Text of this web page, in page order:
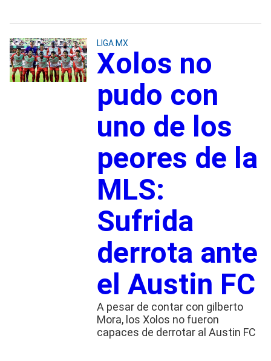
LIGA MX
Xolos no
pudo con
uno de los
peores de la
MLS:
Sufrida
derrota ante
el Austin FC
A pesar de contar con gilberto
Mora, los Xolos no fueron
capaces de derrotar al Austin FC